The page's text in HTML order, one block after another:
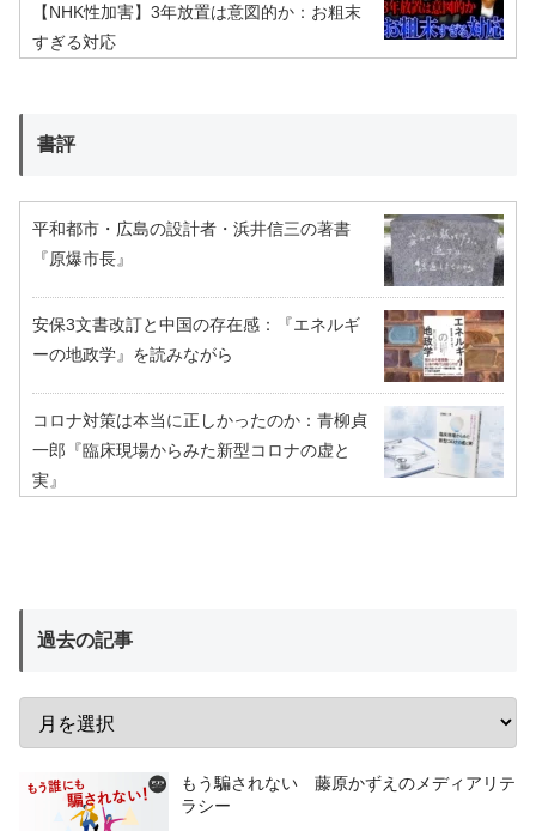
【NHK性加害】3年放置は意図的か：お粗末
すぎる対応
書評
平和都市・広島の設計者・浜井信三の著書
『原爆市長』
安保3文書改訂と中国の存在感：『エネルギ
ーの地政学』を読みながら
コロナ対策は本当に正しかったのか：青柳貞
一郎『臨床現場からみた新型コロナの虚と
実』
過去の記事
もう騙されない 藤原かずえのメディアリテ
ラシー